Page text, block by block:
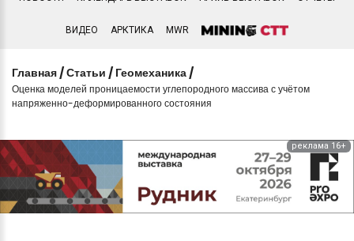
ВИДЕО АРКТИКА MWR
Главная /Статьи / Геомеханика /
Оценка моделей проницаемости углепородного массива с учётом
напряженно-деформированного состояния
реклама 16+